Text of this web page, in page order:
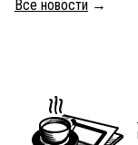
Все новости →